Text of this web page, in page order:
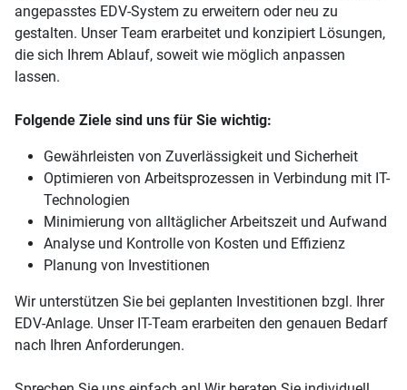
angepasstes EDV-System zu erweitern oder neu zu
gestalten. Unser Team erarbeitet und konzipiert Lösungen,
die sich Ihrem Ablauf, soweit wie möglich anpassen
lassen.
Folgende Ziele sind uns für Sie wichtig:
Gewährleisten von Zuverlässigkeit und Sicherheit
Optimieren von Arbeitsprozessen in Verbindung mit IT-
Technologien
Minimierung von alltäglicher Arbeitszeit und Aufwand
Analyse und Kontrolle von Kosten und Effizienz
Planung von Investitionen
Wir unterstützen Sie bei geplanten Investitionen bzgl. Ihrer
EDV-Anlage. Unser IT-Team erarbeiten den genauen Bedarf
nach Ihren Anforderungen.